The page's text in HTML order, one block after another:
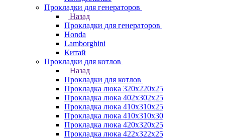
Прокладки для генераторов
Назад
Прокладки для генераторов
Honda
Lamborghini
Китай
Прокладки для котлов
Назад
Прокладки для котлов
Прокладка люка 320x220x25
Прокладка люка 402x302x25
Прокладка люка 410x310x25
Прокладка люка 410х310х30
Прокладка люка 420x320x25
Прокладка люка 422x322x25